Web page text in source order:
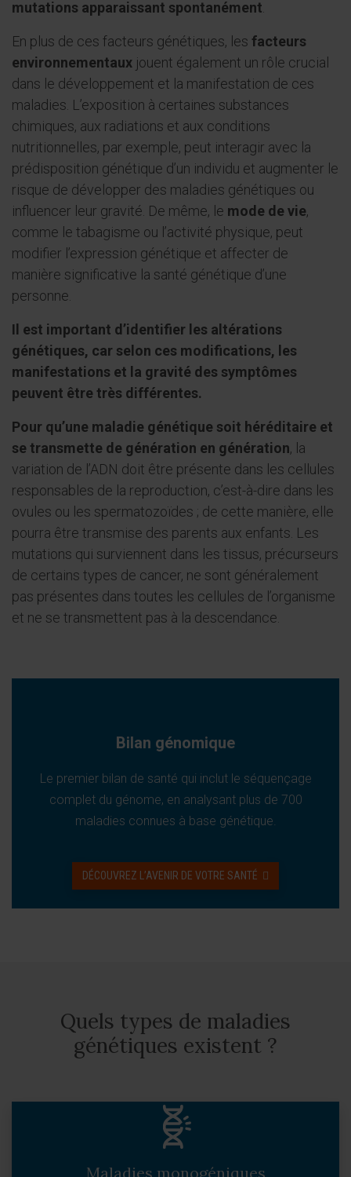
mutations apparaissant spontanément
En plus de ces facteurs génétiques, les facteurs
environnementaux jouent également un rôle crucial
dans le développement et la manifestation de ces
maladies. L’exposition à certaines substances
chimiques, aux radiations et aux conditions
nutritionnelles, par exemple, peut interagir avec la
prédisposition génétique d’un individu et augmenter le
risque de développer des maladies génétiques ou
influencer leur gravité. De même, le mode de vie,
comme le tabagisme ou l’activité physique, peut
modifier l’expression génétique et affecter de
manière significative la santé génétique d’une
personne.
Il est important d’identifier les altérations
génétiques, car selon ces modifications, les
manifestations et la gravité des symptômes
peuvent être très différentes.
Pour qu’une maladie génétique soit héréditaire et
se transmette de génération en génération, la
variation de l’ADN doit être présente dans les cellules
responsables de la reproduction, c’est-à-dire dans les
ovules ou les spermatozoïdes ; de cette manière, elle
pourra être transmise des parents aux enfants. Les
mutations qui surviennent dans les tissus, précurseurs
de certains types de cancer, ne sont généralement
pas présentes dans toutes les cellules de l’organisme
et ne se transmettent pas à la descendance.
Bilan génomique
Le premier bilan de santé qui inclut le séquençage
complet du génome, en analysant plus de 700
maladies connues à base génétique.
DÉCOUVREZ L’AVENIR DE VOTRE SANTÉ
Quels types de maladies
génétiques existent ?
Maladies monogéniques